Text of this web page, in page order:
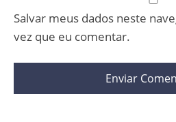
Salvar meus dados neste
vez que eu comentar.